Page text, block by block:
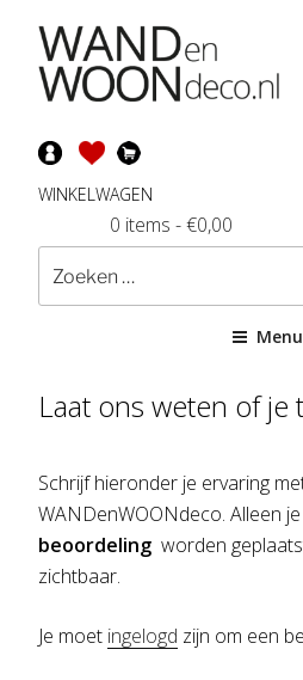
inhoud
WINKELWAGEN
-€0,00
0 items
Zoeken
naar:
Menu
Laat ons weten of
Schrijf hieronder je ervaring
WANDenWOONdeco. Alleen je
beoordeling worden
zichtbaar.
Je moet ingelogd zijn om een